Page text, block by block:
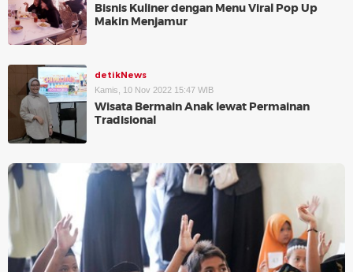
Bisnis Kuliner dengan Menu Viral Pop Up
Makin Menjamur
detikNews
Kamis, 10 Nov 2022 15:47 WIB
Wisata Bermain Anak lewat Permainan
Tradisional